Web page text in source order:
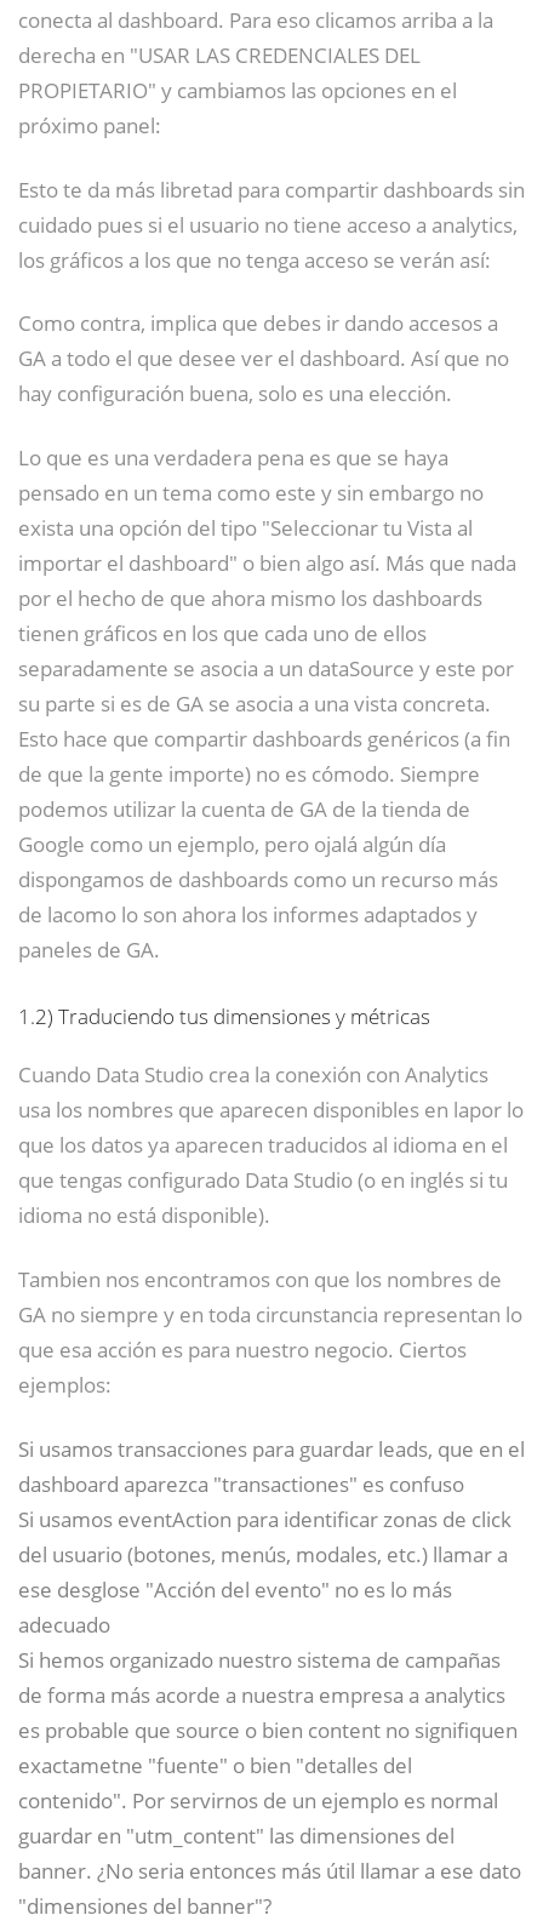
conecta al dashboard. Para eso clicamos arriba a la
derecha en "USAR LAS CREDENCIALES DEL
PROPIETARIO" y cambiamos las opciones en el
próximo panel:
Esto te da más libretad para compartir dashboards sin
cuidado pues si el usuario no tiene acceso a analytics,
los gráficos a los que no tenga acceso se verán así:
Como contra, implica que debes ir dando accesos a
GA a todo el que desee ver el dashboard. Así que no
hay configuración buena, solo es una elección.
Lo que es una verdadera pena es que se haya
pensado en un tema como este y sin embargo no
exista una opción del tipo "Seleccionar tu Vista al
importar el dashboard" o bien algo así. Más que nada
por el hecho de que ahora mismo los dashboards
tienen gráficos en los que cada uno de ellos
separadamente se asocia a un dataSource y este por
su parte si es de GA se asocia a una vista concreta.
Esto hace que compartir dashboards genéricos (a fin
de que la gente importe) no es cómodo. Siempre
podemos utilizar la cuenta de GA de la tienda de
Google como un ejemplo, pero ojalá algún día
dispongamos de dashboards como un recurso más
de lacomo lo son ahora los informes adaptados y
paneles de GA.
1.2) Traduciendo tus dimensiones y métricas
Cuando Data Studio crea la conexión con Analytics
usa los nombres que aparecen disponibles en lapor lo
que los datos ya aparecen traducidos al idioma en el
que tengas configurado Data Studio (o en inglés si tu
idioma no está disponible).
Tambien nos encontramos con que los nombres de
GA no siempre y en toda circunstancia representan lo
que esa acción es para nuestro negocio. Ciertos
ejemplos:
Si usamos transacciones para guardar leads, que en el
dashboard aparezca "transactiones" es confuso
Si usamos eventAction para identificar zonas de click
del usuario (botones, menús, modales, etc.) llamar a
ese desglose "Acción del evento" no es lo más
adecuado
Si hemos organizado nuestro sistema de campañas
de forma más acorde a nuestra empresa a analytics
es probable que source o bien content no signifiquen
exactametne "fuente" o bien "detalles del
contenido". Por servirnos de un ejemplo es normal
guardar en "utm_content" las dimensiones del
banner. ¿No seria entonces más útil llamar a ese dato
"dimensiones del banner"?